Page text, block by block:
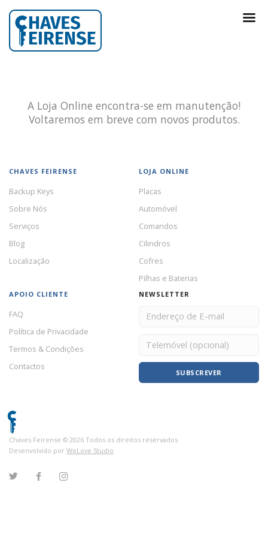
A Loja Online encontra-se em manutenção!
Voltaremos em breve com novos produtos.
CHAVES FEIRENSE
Backup Keys
Sobre Nós
Serviços
Blog
Localização
LOJA ONLINE
Placas
Automóvel
Comandos
Cilindros
Cofres
Pilhas e Baterias
APOIO CLIENTE
FAQ
Política de Privacidade
Termos & Condições
Contactos
NEWSLETTER
SUBSCREVER
Chaves Feirense © 2026 Todos os direitos reservados
Desenvolvido por WeLove Studio